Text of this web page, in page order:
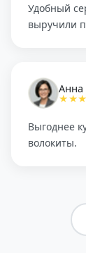
Удобный
выручили
Анна
Выгоднее
волокиты.